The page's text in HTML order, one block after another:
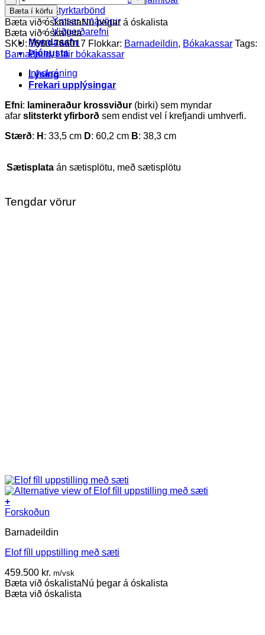
Styrktarbönd
Ýmsar smávörur
Viðgerðarefni
Myndasafn
Þjónusta
Innskráning
skjaldbaka
bókakassi
quantity
Bæta í körfu
Bæta við óskalistaNú þegar á óskalista
Bæta við óskalista
SKU:7660-766017 Flokkar: Barnadeildin, Bókakassar Tags:
Barnadeild,Litlir bókakassar
Lýsing
Frekari upplýsingar
Efni: lamineraður krossviður (birki) sem myndar
afar slitsterkt yfirborð sem endist vel í krefjandi umhverfi.
Stærð: H : 33,5 cm D: 60,2 cm B: 38,3 cm
Sætisplata án sætisplötu, með sætisplötu
Tengdar vörur
+
Forskoðun
Barnadeildin
Elof fíll uppstilling með sæti
459.500 kr. m/vsk
Bæta við óskalistaNú þegar á óskalista
Bæta við óskalista